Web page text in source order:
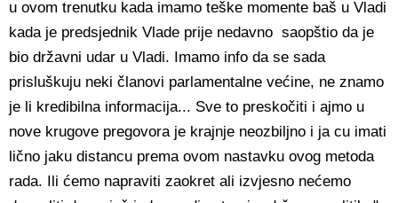
u ovom trenutku kada imamo teške momente baš u Vladi
kada je predsjednik Vlade prije nedavno saopštio da je
bio državni udar u Vladi. Imamo info da se sada
prisluškuju neki članovi parlamentalne većine, ne znamo
je li kredibilna informacija... Sve to preskočiti i ajmo u
nove krugove pregovora je krajnje neozbiljno i ja cu imati
lično jaku distancu prema ovom nastavku ovog metoda
rada. Ili ćemo napraviti zaokret ali izvjesno nećemo